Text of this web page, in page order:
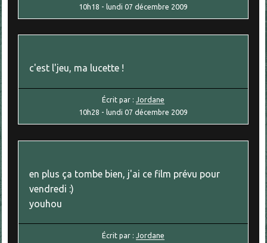
10h18 -lundi 07 décembre 2009
c'est l'jeu, ma lucette !
Écrit par :Jordane
10h28 - lundi 07 décembre 2009
en plus ça tombe bien, j'ai ce film prévu pour
vendredi :)
youhou
Écrit par :Jordane